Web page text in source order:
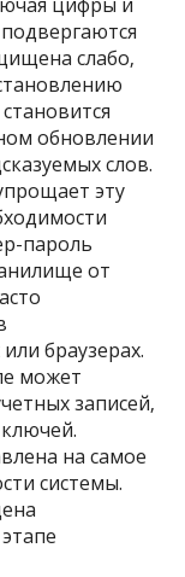
слабо‚
обновлении
слов.
эту
пароль
от
браузерах.
может
записей‚
на самое
системы.